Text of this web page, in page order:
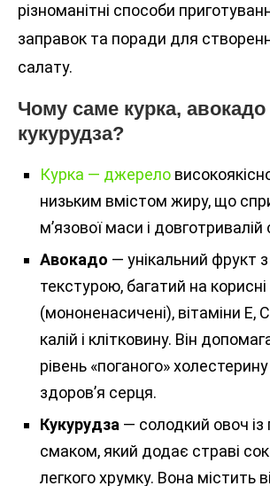
різноманітні способи
заправок та поради для
салату.
Чому саме курка, авокадо
кукурудза?
Курка — джерело
низьким вмістом жиру, що
м’язової маси і довготривалій
Авокадо — унікальний фрукт
текстурою, багатий на
(мононенасичені), вітаміни Е,
калій і клітковину. Він
рівень «поганого»
здоров’я серця.
Кукурудза — солодкий овоч
смаком, який додає страві
легкого хрумку. Вона містить